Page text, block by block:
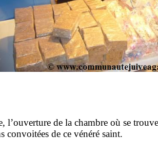
l’ouverture de la chambre où se
convoitées de ce vénéré saint.